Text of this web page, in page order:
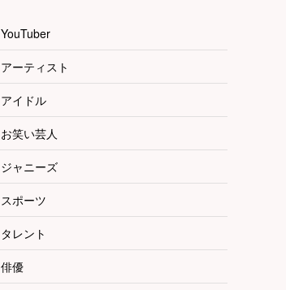
YouTuber
アーティスト
アイドル
お笑い芸人
ジャニーズ
スポーツ
タレント
俳優